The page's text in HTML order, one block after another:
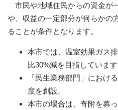
市民や地域住民からの資金が
や、収益の一定部分が何らかの
ることが条件となります。
本市では、温室効果ガス
比30%減を目指しています
「民生業務部門」におけ
度を創設。
本市の場合は、寄附を募